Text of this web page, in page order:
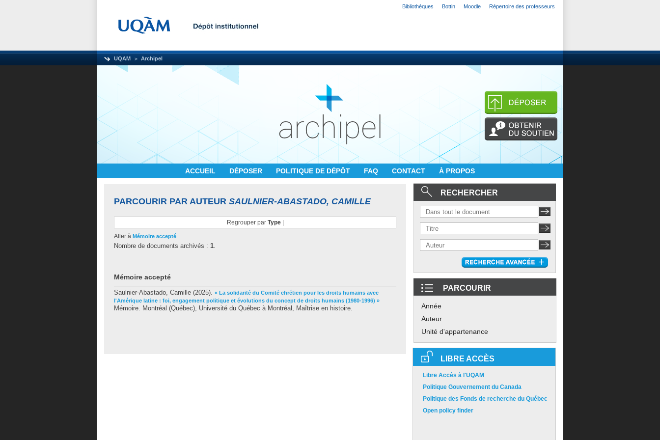
Bibliothèques Bottin Moodle Répertoire des professeurs
UQAM Archipel
ACCUEIL DÉPOSER POLITIQUE DE DÉPÔT FAQ CONTACT À PROPOS
PARCOURIR PAR AUTEUR SAULNIER-ABASTADO, CAMILLE
Regrouper par Type|
Aller à Mémoire accepté
Nombre de documents archivés : 1.
Mémoire accepté
Saulnier-Abastado, Camille (2025). « La solidarité du Comité chrétien pour les droits humains avec
l'Amérique latine : foi, engagement politique et évolutions du concept de droits humains (1980-1996) »
Mémoire. Montréal (Québec), Université du Québec à Montréal, Maîtrise en histoire.
RECHERCHER
PARCOURIR
Année
Auteur
Unité d'appartenance
LIBRE ACCÈS
Libre Accès à l'UQAM
Politique Gouvernement du Canada
Politique des Fonds de recherche du Québec
Open policy finder